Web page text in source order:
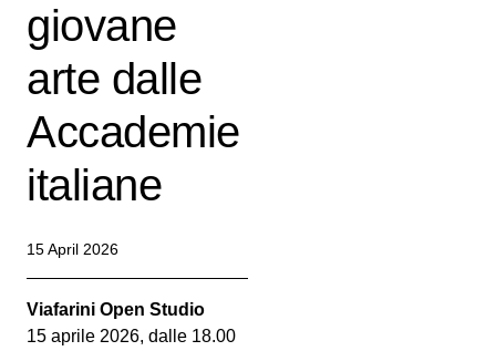
giovane
arte dalle
Accademie
italiane
15 April 2026
Viafarini Open Studio
15 aprile 2026, dalle 18.00